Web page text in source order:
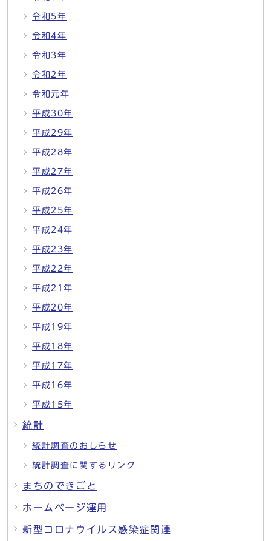
令和5年
令和4年
令和3年
令和2年
令和元年
平成30年
平成29年
平成28年
平成27年
平成26年
平成25年
平成24年
平成23年
平成22年
平成21年
平成20年
平成19年
平成18年
平成17年
平成16年
平成15年
統計
統計調査のおしらせ
統計調査に関するリンク
まちのできごと
ホームページ運用
新型コロナウイルス感染症関連